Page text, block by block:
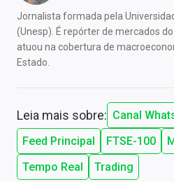
Jornalista formada pela
(Unesp). É repórter de mercados
atuou na cobertura de
Estado.
Leia mais sobre: Canal
Feed Principal
FTSE-100
Tempo Real
Trading